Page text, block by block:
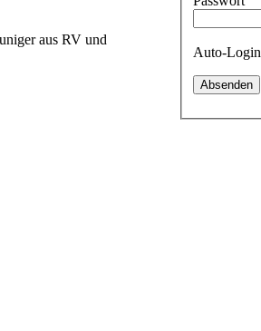
Auto-Login
aus RV und